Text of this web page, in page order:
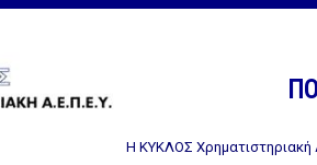
Η ΚΥΚΛΟΣ Χρηματιστηριακή